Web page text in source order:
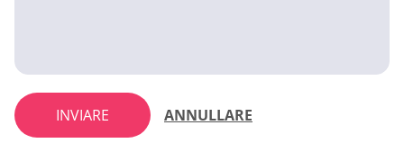
INVIARE ANNULLARE